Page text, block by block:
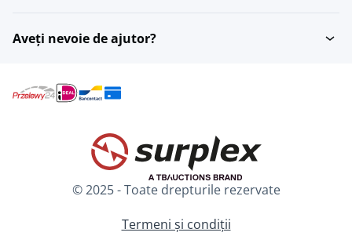
Aveți nevoie de ajutor?
© 2025 - Toate drepturile rezervate
Termeni și condiții